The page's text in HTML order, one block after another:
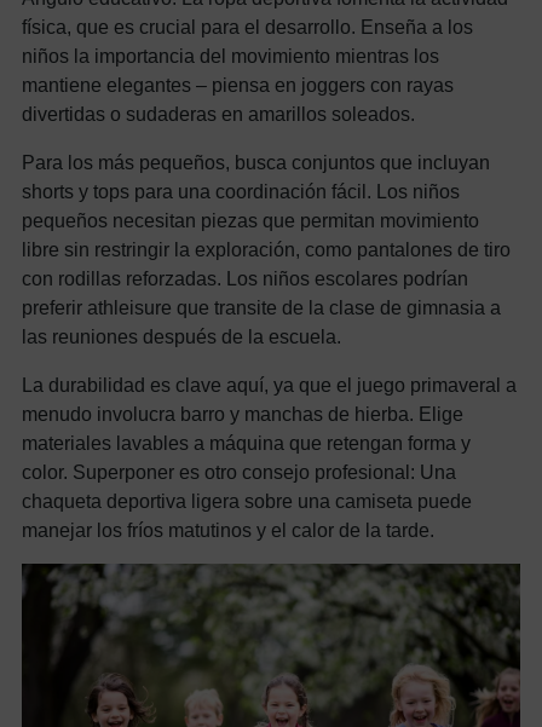
física, que es crucial para el desarrollo. Enseña a los
niños la importancia del movimiento mientras los
mantiene elegantes – piensa en joggers con rayas
divertidas o sudaderas en amarillos soleados.
Para los más pequeños, busca conjuntos que incluyan
shorts y tops para una coordinación fácil. Los niños
pequeños necesitan piezas que permitan movimiento
libre sin restringir la exploración, como pantalones de tiro
con rodillas reforzadas. Los niños escolares podrían
preferir athleisure que transite de la clase de gimnasia a
las reuniones después de la escuela.
La durabilidad es clave aquí, ya que el juego primaveral a
menudo involucra barro y manchas de hierba. Elige
materiales lavables a máquina que retengan forma y
color. Superponer es otro consejo profesional: Una
chaqueta deportiva ligera sobre una camiseta puede
manejar los fríos matutinos y el calor de la tarde.